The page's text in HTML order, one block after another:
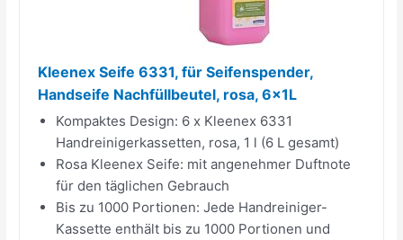
Kleenex Seife 6331, für Seifenspender,
Handseife Nachfüllbeutel, rosa, 6x1L
Kompaktes Design: 6 x Kleenex 6331
Handreinigerkassetten, rosa, 1 l (6 L gesamt)
Rosa Kleenex Seife: mit angenehmer Duftnote
für den täglichen Gebrauch
Bis zu 1000 Portionen: Jede Handreiniger-
Kassette enthält bis zu 1000 Portionen und